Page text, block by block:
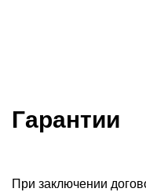
Гарантии
При заключении